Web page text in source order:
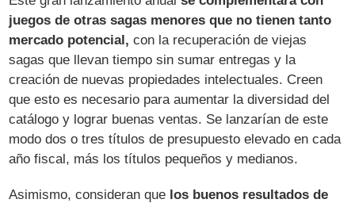
juegos de otras sagas menores que no tienen tanto
mercado potencial, con la recuperación de viejas
sagas que llevan tiempo sin sumar entregas y la
creación de nuevas propiedades intelectuales. Creen
que esto es necesario para aumentar la diversidad del
catálogo y lograr buenas ventas. Se lanzarían de este
modo dos o tres títulos de presupuesto elevado en cada
año fiscal, más los títulos pequeños y medianos.
Asimismo, consideran que los buenos resultados de